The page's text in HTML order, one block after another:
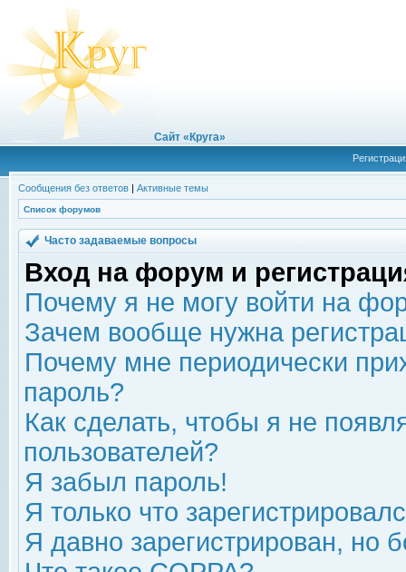
Сайт «Круга»
Сообщения без ответов | Активные темы
Список форумов
Часто задаваемые вопросы
Вход на форум и
Почему я не могу войти на
Зачем вообще нужна
Почему мне периодически
пароль?
Как сделать, чтобы я не
пользователей?
Я забыл пароль!
Я только что
Я давно зарегистрирован, но